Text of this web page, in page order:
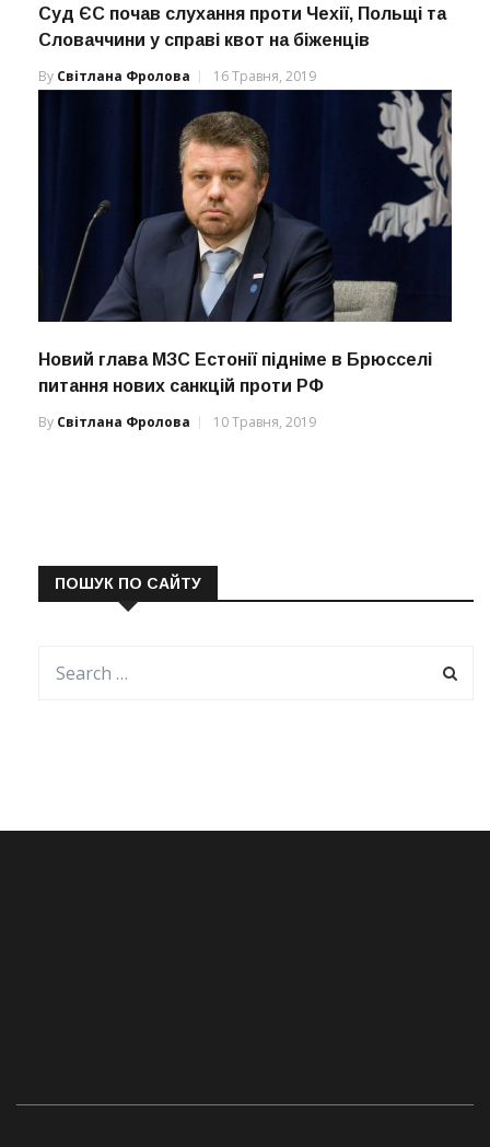
Суд ЄС почав слухання проти Чехії, Польщі та
Словаччини у справі квот на біженців
By Світлана Фролова 16 Травня, 2019
Новий глава МЗС Естонії підніме в Брюсселі
питання нових санкцій проти РФ
By Світлана Фролова 10 Травня, 2019
ПОШУК ПО САЙТУ